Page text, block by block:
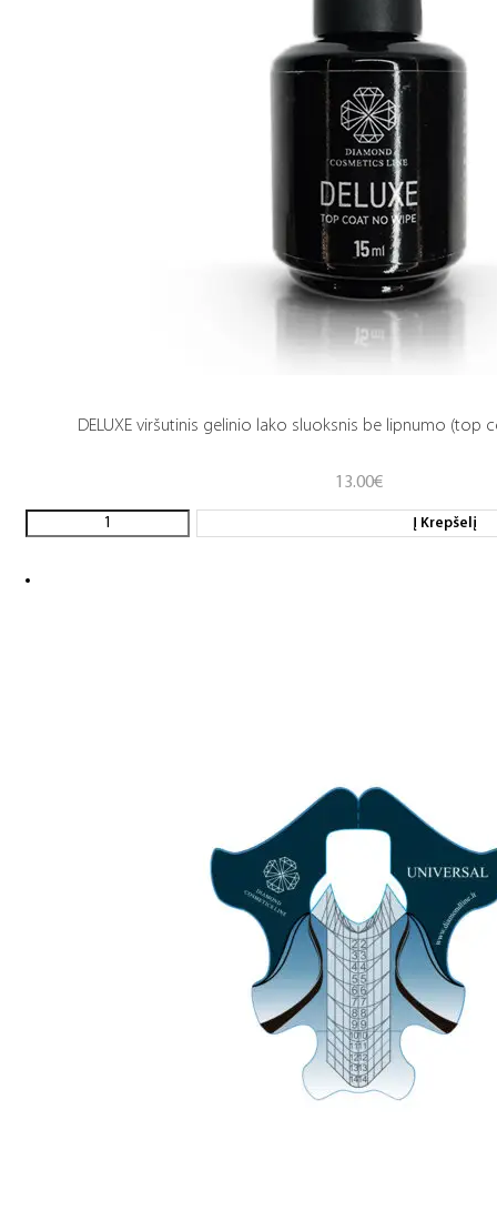
DELUXE viršutinis gelinio lako sluoksnis be lipnumo (top
13.00€
Į Krepšelį